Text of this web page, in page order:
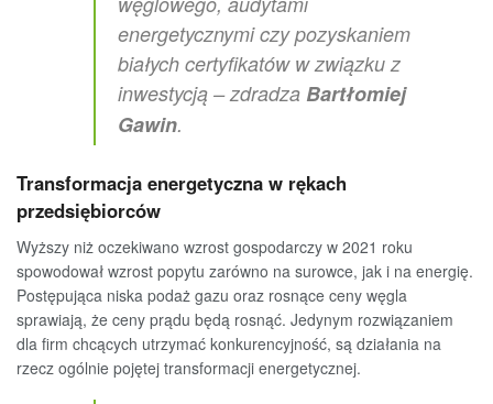
energetycznymi czy pozyskaniem
białych certyfikatów w związku z
inwestycją – zdradza Bartłomiej
Gawin.
Transformacja energetyczna w rękach
przedsiębiorców
Wyższy niż oczekiwano wzrost gospodarczy w 2021 roku
spowodował wzrost popytu zarówno na surowce, jak i na energię.
Postępująca niska podaż gazu oraz rosnące ceny węgla
sprawiają, że ceny prądu będą rosnąć. Jedynym rozwiązaniem
dla firm chcących utrzymać konkurencyjność, są działania na
rzecz ogólnie pojętej transformacji energetycznej.